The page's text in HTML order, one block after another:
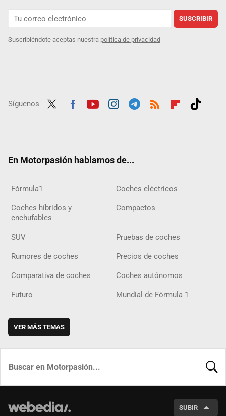
SUSCRIBIR
Suscribiéndote aceptas nuestra política de privacidad
Síguenos
En Motorpasión hablamos de...
Fórmula1 Coches eléctricos
Coches híbridos y
enchufables
Compactos
SUV Pruebas de coches
Rumores de coches Precios de coches
Comparativa de coches Coches autónomos
Futuro Mundial de Fórmula 1
VER MÁS TEMAS
SUBIR